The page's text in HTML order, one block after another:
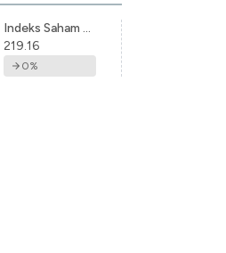
Indeks Saham Syariah Indonesia
219.16
0%